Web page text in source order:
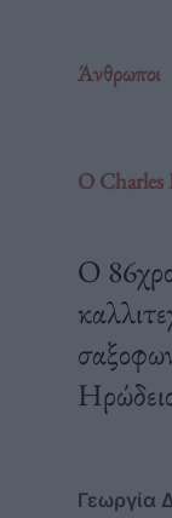
Άνθρωποι
Ο Charles
Ο
Γεωργία